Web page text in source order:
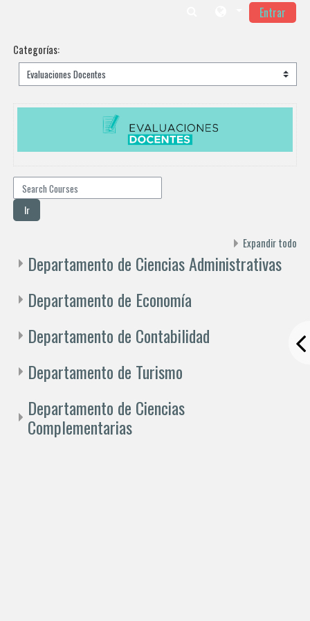
Entrar
Categorías:
Search Courses
Ir
Expandir todo
Departamento de Ciencias Administrativas
Departamento de Economía
Departamento de Contabilidad
Departamento de Turismo
Departamento de Ciencias
Complementarias